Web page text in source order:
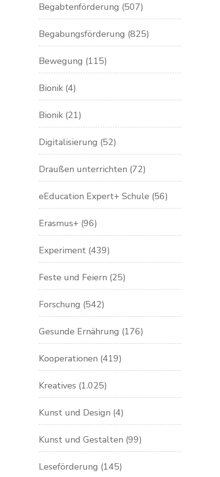
Begabtenförderung (507)
Begabungsförderung (825)
Bewegung (115)
Bionik (4)
Bionik (21)
Digitalisierung (52)
Draußen unterrichten (72)
eEducation Expert+ Schule (56)
Erasmus+ (96)
Experiment (439)
Feste und Feiern (25)
Forschung (542)
Gesunde Ernährung (176)
Kooperationen (419)
Kreatives (1.025)
Kunst und Design (4)
Kunst und Gestalten (99)
Leseförderung (145)